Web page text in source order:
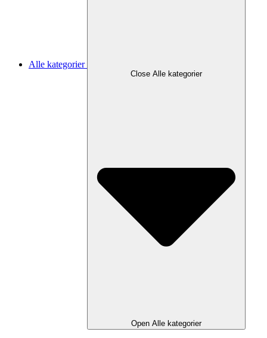
Alle kategorier
Close Alle kategorier
Open Alle kategorier